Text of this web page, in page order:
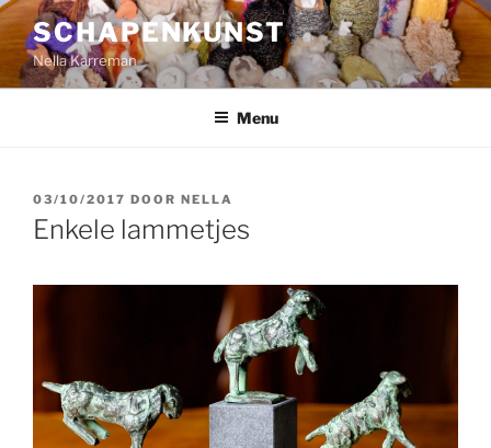
Ga
naar
inhoud
SCHAPENKUNST
Nella Karreman
Menu
GEPLAATST
OP
03/10/2017 DOOR NELLA
Enkele lammetjes